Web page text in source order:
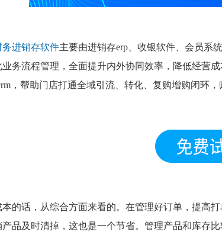
务进销存软件主要由进销存erp、收银软件、会员系
务流程管理，全面提升内外协同效率，降低经营
，帮助门店打通全域引流、转化、复购增购闭环
本的话，从综合方面来看的。在管理好订单，提高
品及时清掉，这也是一个节省。管理产品和库存比